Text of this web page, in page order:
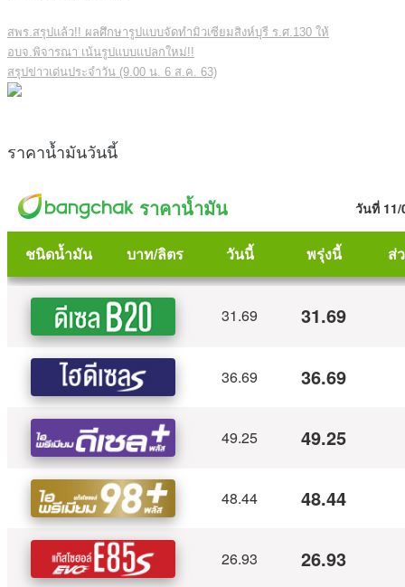
สพร.สรุปแล้ว!! ผลศึกษารูปแบบจัดทำมิวเซียมสิงห์บุรี ร.ศ.130 ให้
อบจ.พิจารณา เน้นรูปแบบแปลกใหม่!!
สรุปข่าวเด่นประจำวัน (9.00 น. 6 ส.ค. 63)
ราคาน้ำมันวันนี้